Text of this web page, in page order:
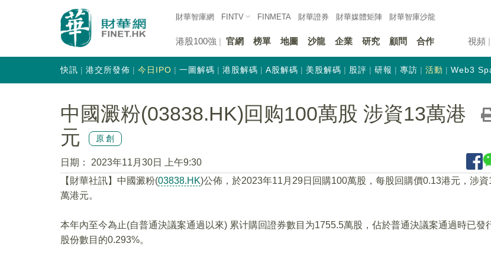
財華智庫網 FINTV FINMETA 財華證券 財華媒體矩陣 財華智庫沙龍
港股100強 官網 榜單 地圖 沙龍 企業 研究 顧問 合作 視頻
快訊 港交所發佈 今日IPO 一圖解碼 港股解碼 A股解碼 美股解碼 股評 研報 專訪 活動 Web3
中國澱粉(03838.HK)回购100萬股 涉資13萬港
元
原創
日期：
2023年11月30日 上午9:30
【財華社訊】中國澱粉(03838.HK)公佈，於2023年11月29日回購100萬股，每股回購價0.13港元，涉資
萬港元。
本年內至今為止(自普通決議案通過以來) 累计購回證券數目为1755.5萬股，佔於普通決議案通過時已發
股份數目的0.293%。